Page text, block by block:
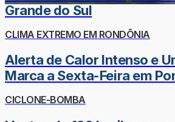
Grande do Sul
CLIMA EXTREMO EM RONDÔNIA
Alerta de Calor Intenso e
Marca a Sexta-Feira em
CICLONE-BOMBA